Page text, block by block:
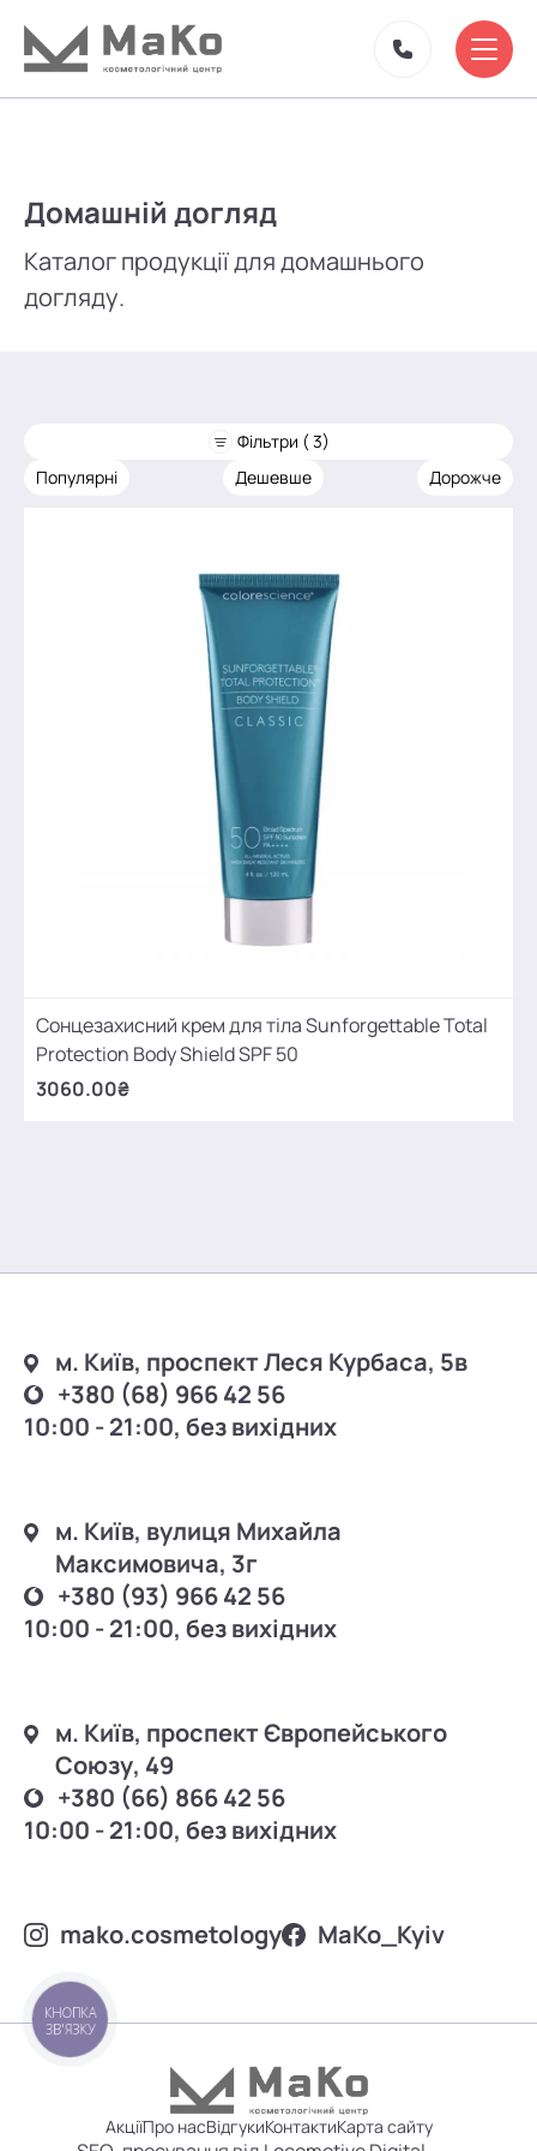
Домашній догляд
Каталог продукції для домашнього
догляду.
Фільтри ( 3)
Популярні
Дешевше Дорожче
Сонцезахисний крем для тіла Sunforgettable Total
Protection Body Shield SPF 50
3060.00₴
м. Київ, проспект Леся Курбаса, 5в
+380 (68) 966 42 56
10:00 - 21:00, без вихідних
м. Київ, вулиця Михайла
Максимовича, 3г
+380 (93) 966 42 56
10:00 - 21:00, без вихідних
м. Київ, проспект Європейського
Союзу, 49
+380 (66) 866 42 56
10:00 - 21:00, без вихідних
mako.cosmetology MаKo_Kyiv
АкціїПро насВідгукиКонтактиКарта сайту
КНОПКА
ЗВ'ЯЗКУ